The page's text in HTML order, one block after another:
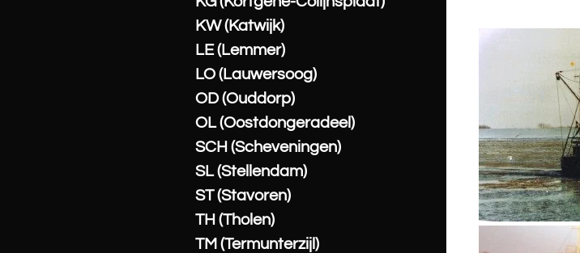
KW (Katwijk)
LE (Lemmer)
LO (Lauwersoog)
OD (Ouddorp)
OL (Oostdongeradeel)
SCH (Scheveningen)
SL (Stellendam)
ST (Stavoren)
TH (Tholen)
TM (Termunterzijl)